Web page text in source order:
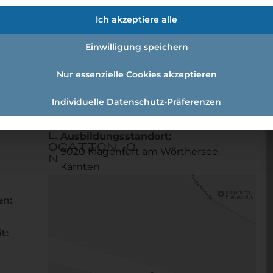
l
ocation_o
n
Ausbildungsstandort:
9020 Klagenfurt am Wörthersee,
Kärnten
Ich akzeptiere alle
Einwilligung speichern
Nur essenzielle Cookies akzeptieren
Individuelle Datenschutz-Präferenzen